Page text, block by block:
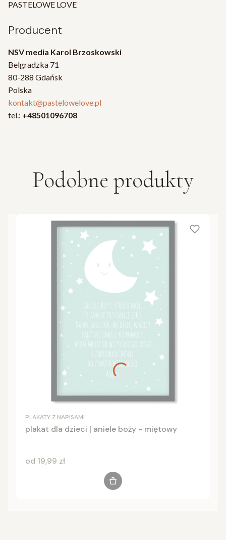
PASTELOWE LOVE
Producent
NSV media Karol Brzoskowski
Belgradzka 71
80-288 Gdańsk
Polska
kontakt@pastelowelove.pl
tel.: +48501096708
Podobne produkty
PLAKATY Z NAPISAMI
plakat dla dzieci | aniele boży - miętowy
Cena
od 19,99 zł
Zobacz produkt